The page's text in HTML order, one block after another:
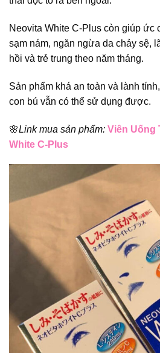
Neovita White C-Plus còn giúp ức
sạm nám, ngăn ngừa da chảy sệ,
hồi và trẻ trung theo năm tháng.
Sản phẩm khá an toàn và lành
con bú vẫn có thể sử dụng được.
🌸Link mua sản phẩm: Viên Uống
White C-Plus